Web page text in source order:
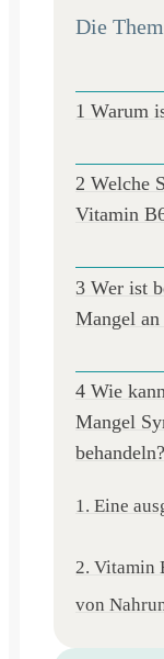
Die
1 Warum
2 Welche
Vitamin
3 Wer ist
Mangel
4 Wie
Mangel
behandeln?
1. Eine
2. Vitamin
von